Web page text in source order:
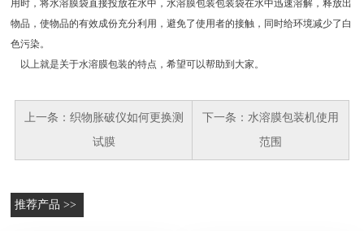
用时，将水溶膜袋直接投放在水中，水溶膜包装包装袋在水中迅速溶解，释放出
物品，使物品的有效成份充分利用，避免了使用者的接触，同时给环境减少了白
色污染。
以上就是关于水溶膜包装的特点，希望可以帮助到大家。
上一条： 织物胀破仪如何更换测
试膜
下一条： 水溶膜包装机使用
范围
推荐产品 >>